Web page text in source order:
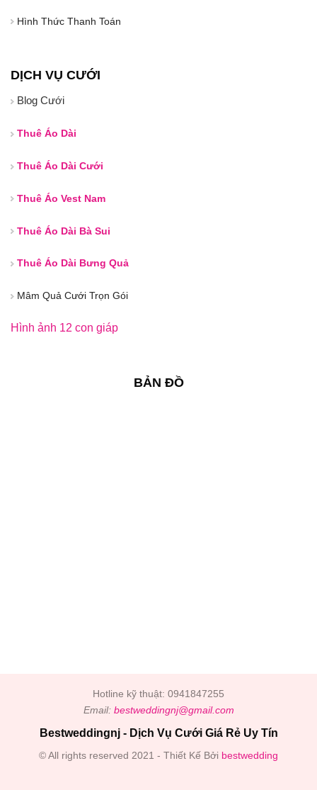
Hình Thức Thanh Toán
DỊCH VỤ CƯỚI
Blog Cưới
Thuê Áo Dài
Thuê Áo Dài Cưới
Thuê Áo Vest Nam
Thuê Áo Dài Bà Sui
Thuê Áo Dài Bưng Quả
Mâm Quả Cưới Trọn Gói
Hình ảnh 12 con giáp
BẢN ĐỒ
Hotline kỹ thuật: 0941847255
Email: bestweddingnj@gmail.com
Bestweddingnj - Dịch Vụ Cưới Giá Rẻ Uy Tín
© All rights reserved 2021 - Thiết Kế Bởi bestwedding